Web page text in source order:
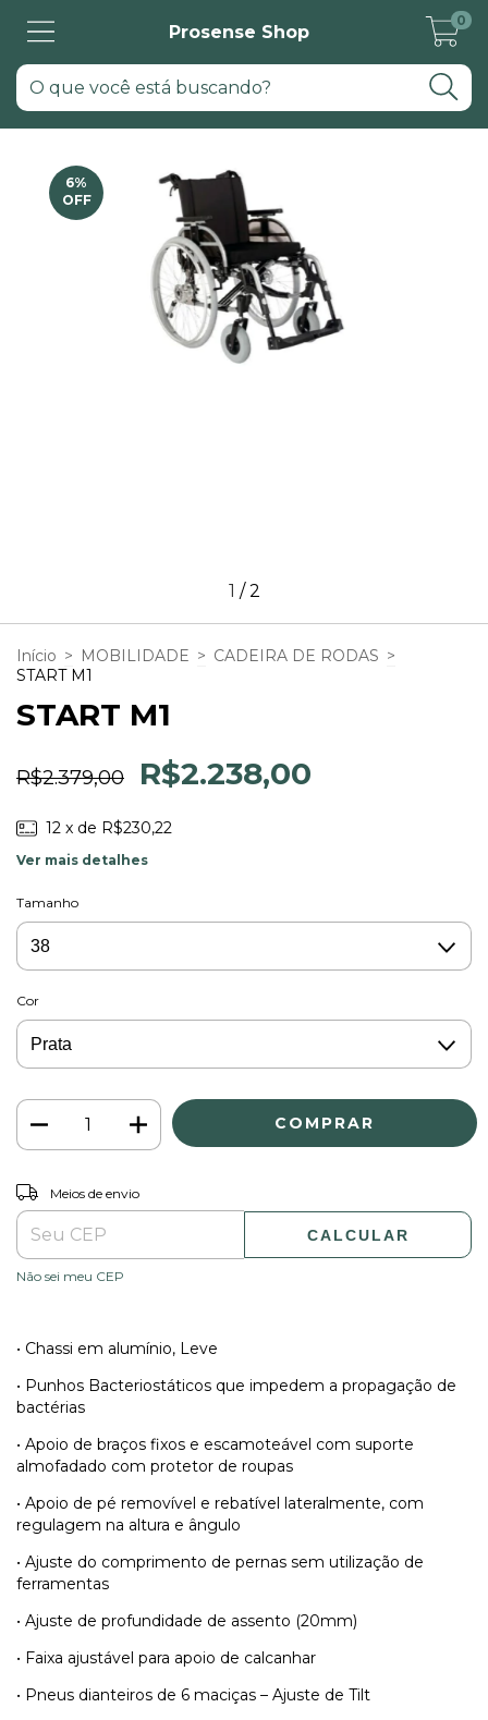
Prosense Shop
0
6%
OFF
1 /2
Início > MOBILIDADE > CADEIRA DE RODAS >
START M1
START M1
R$2.379,00 R$2.238,00
12 x de R$230,22
Ver mais detalhes
Tamanho
Cor
Entregas para o CEP:
Meios de envio
CALCULAR
Não sei meu CEP
• Chassi em alumínio, Leve
• Punhos Bacteriostáticos que impedem a propagação de
bactérias
• Apoio de braços fixos e escamoteável com suporte
almofadado com protetor de roupas
• Apoio de pé removível e rebatível lateralmente, com
regulagem na altura e ângulo
• Ajuste do comprimento de pernas sem utilização de
ferramentas
• Ajuste de profundidade de assento (20mm)
• Faixa ajustável para apoio de calcanhar
• Pneus dianteiros de 6 maciças – Ajuste de Tilt